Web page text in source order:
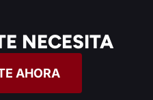
NECESITA
AHORA